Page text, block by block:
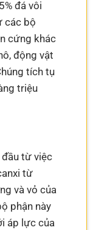
đá vôi
các bộ
cứng khác
động vật
tích tụ
triệu
đầu từ việc
từ
và vỏ của
phận này
áp lực của